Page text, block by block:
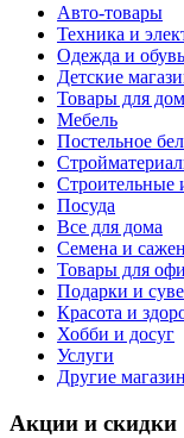
Авто-товары
Техника и
Одежда и обувь
Детские
Товары для
Мебель
Постельное
Строительные
Посуда
Все для дома
Семена и
Товары для
Подарки и
Красота и
Хобби и досуг
Услуги
Другие
Акции и скидки